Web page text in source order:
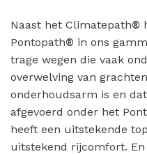
Naast het Climatepath®
Pontopath® in ons
trage wegen die vaak
overwelving van
onderhoudsarm is en
afgevoerd onder het
heeft een uitstekende
uitstekend rijcomfort.